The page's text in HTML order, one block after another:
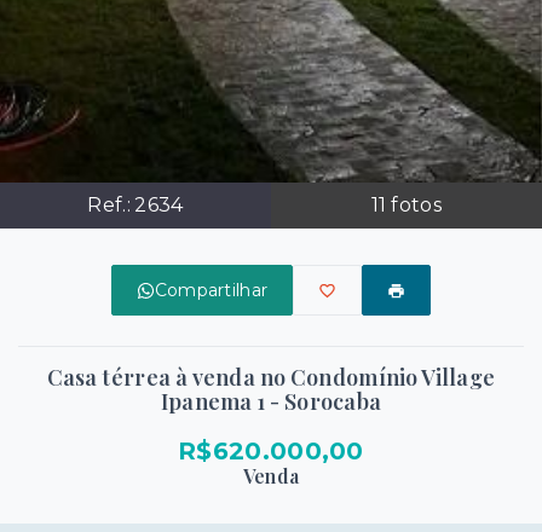
Ref.: 2634 11 fotos
Compartilhar
Casa térrea à venda no Condomínio Village
Ipanema 1 - Sorocaba
R$620.000,00
Venda